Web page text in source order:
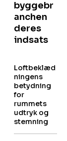
byggebr
anchen
deres
indsats
Loftbeklæd
ningens
betydning
for
rummets
udtryk og
stemning